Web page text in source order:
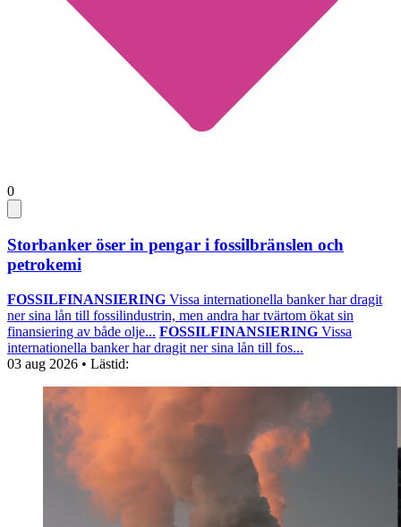
0
Storbanker öser in pengar i fossilbränslen och
petrokemi
FOSSILFINANSIERING Vissa internationella banker har dragit
ner sina lån till fossilindustrin, men andra har tvärtom ökat sin
finansiering av både olje... FOSSILFINANSIERING Vissa
internationella banker har dragit ner sina lån till fos...
03 aug 2026 • Lästid: